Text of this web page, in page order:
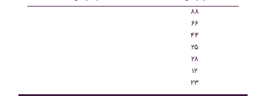
۸۸
۶۶
۴۴
۲۵
۲۸
۱۲
۲۳